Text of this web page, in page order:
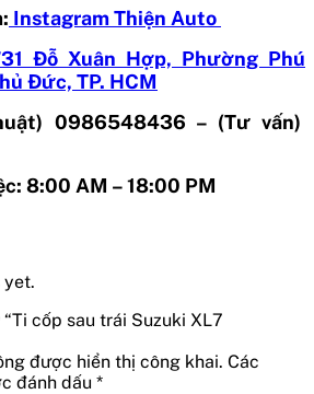
Instagram Thiện Auto
Đỗ Xuân Hợp, Phường Phú
Đức, TP. HCM
0986548436 – (Tư vấn)
8:00 AM – 18:00 PM
yet.
cốp sau trái Suzuki XL7
được hiển thị công khai. Các
đánh dấu *